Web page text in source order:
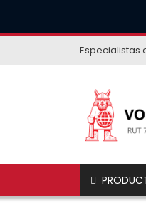
Especialistas